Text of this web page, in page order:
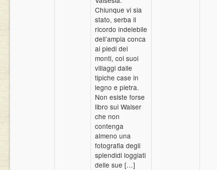
Chiunque vi sia
stato, serba il
ricordo indelebile
dell’ampia conca
ai piedi dei
monti, coi suoi
villaggi dalle
tipiche case in
legno e pietra.
Non esiste forse
libro sui Walser
che non
contenga
almeno una
fotografia degli
splendidi loggiati
delle sue […]